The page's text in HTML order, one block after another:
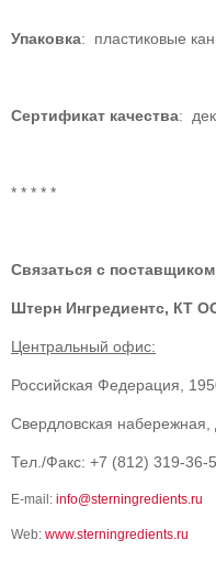
Упаковка: пластиковые
Сертификат качества:
* * * * *
Связаться с
Штерн Ингредиентс, КТ
Центральный офис:
Российская Федерация,
Свердловская набережная,
Тел./Факс: +7 (812) 319-36-
E-mail: info@sterningredients.ru
Web: www.sterningredients.ru